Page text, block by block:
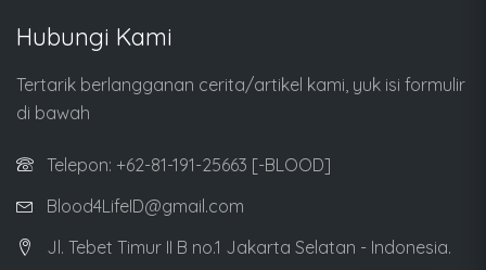
Hubungi Kami
Tertarik berlangganan cerita/artikel kami, yuk isi formulir
di bawah
Telepon: +62-81-191-25663 [-BLOOD]
Blood4LifeID@gmail.com
Jl. Tebet Timur II B no.1 Jakarta Selatan - Indonesia.